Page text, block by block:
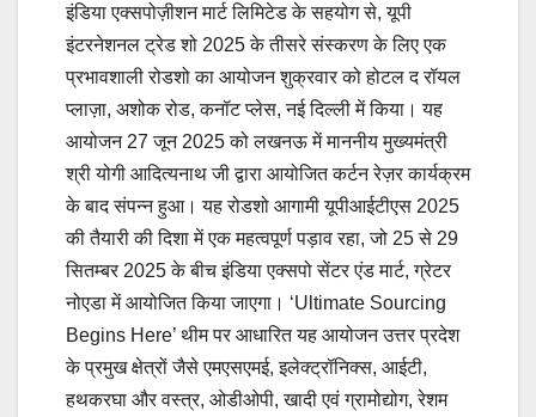
इंडिया एक्सपोज़ीशन मार्ट लिमिटेड के सहयोग से, यूपी
इंटरनेशनल ट्रेड शो 2025 के तीसरे संस्करण के लिए एक
प्रभावशाली रोडशो का आयोजन शुक्रवार को होटल द रॉयल
प्लाज़ा, अशोक रोड, कनॉट प्लेस, नई दिल्ली में किया। यह
आयोजन 27 जून 2025 को लखनऊ में माननीय मुख्यमंत्री
श्री योगी आदित्यनाथ जी द्वारा आयोजित कर्टन रेज़र कार्यक्रम
के बाद संपन्न हुआ। यह रोडशो आगामी यूपीआईटीएस 2025
की तैयारी की दिशा में एक महत्वपूर्ण पड़ाव रहा, जो 25 से 29
सितम्बर 2025 के बीच इंडिया एक्सपो सेंटर एंड मार्ट, ग्रेटर
नोएडा में आयोजित किया जाएगा। ‘Ultimate Sourcing
Begins Here’ थीम पर आधारित यह आयोजन उत्तर प्रदेश
के प्रमुख क्षेत्रों जैसे एमएसएमई, इलेक्ट्रॉनिक्स, आईटी,
हथकरघा और वस्त्र, ओडीओपी, खादी एवं ग्रामोद्योग, रेशम